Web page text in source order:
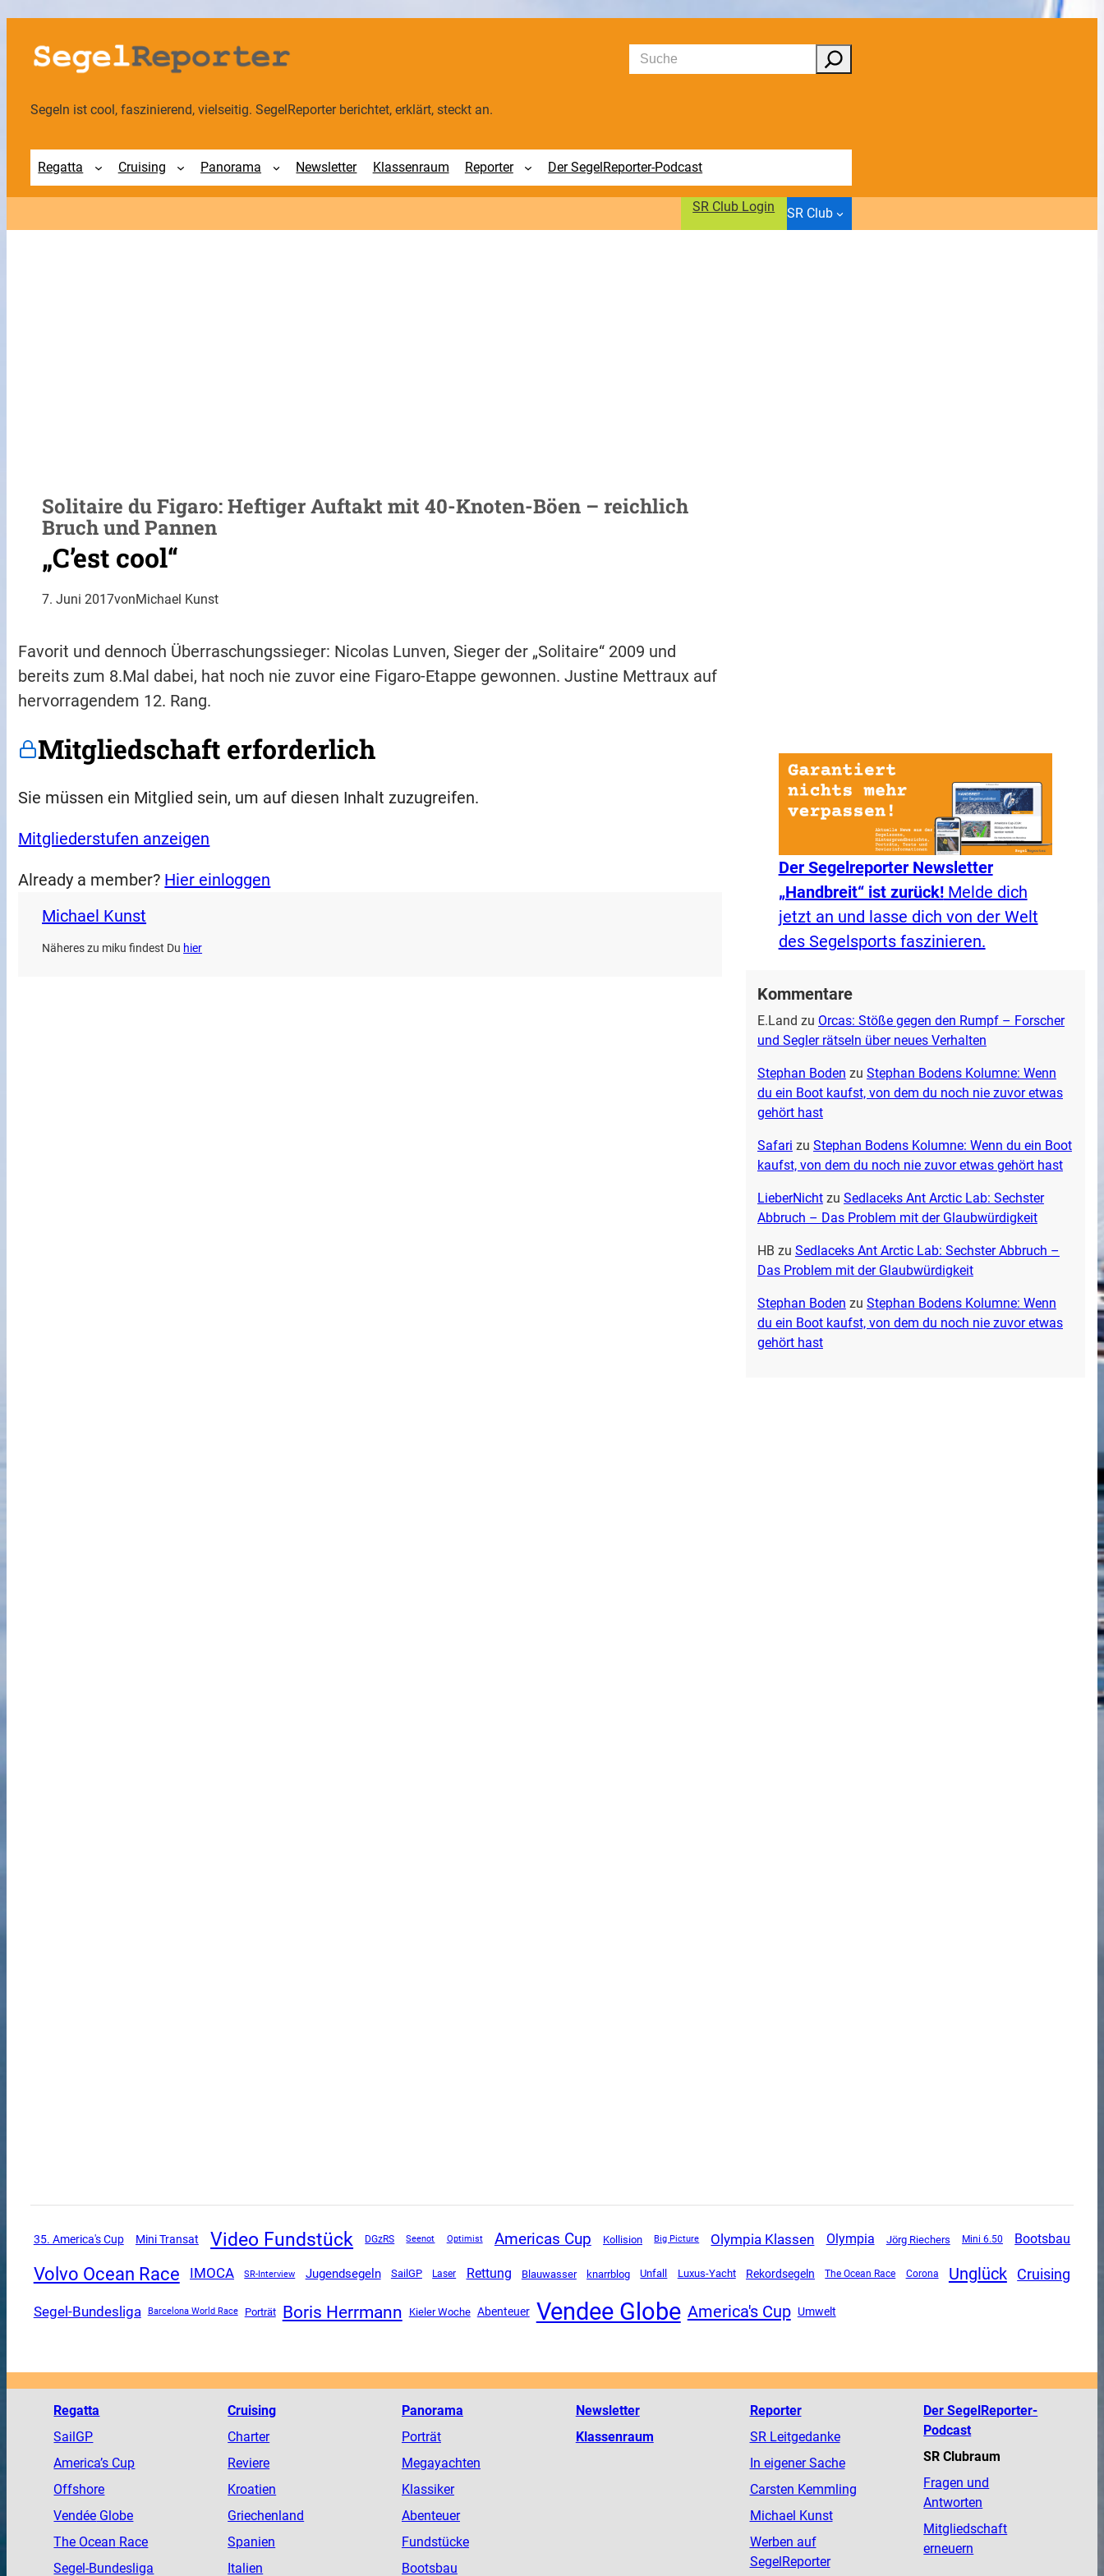
Zum
Inhalt
springen
Suchen
Segeln ist cool, faszinierend, vielseitig. SegelReporter berichtet, erklärt, steckt an.
Regatta Cruising Panorama Newsletter Klassenraum Reporter Der SegelReporter-Podcast
SR Club Login SR Club
Solitaire du Figaro: Heftiger Auftakt mit 40-Knoten-Böen – reichlich
Bruch und Pannen
„C’est cool“
7. Juni 2017vonMichael Kunst
Favorit und dennoch Überraschungssieger: Nicolas Lunven, Sieger der „Solitaire“ 2009 und
bereits zum 8.Mal dabei, hat noch nie zuvor eine Figaro-Etappe gewonnen. Justine Mettraux auf
hervorragendem 12. Rang.
Mitgliedschaft erforderlich
Sie müssen ein Mitglied sein, um auf diesen Inhalt zuzugreifen.
Mitgliederstufen anzeigen
Already a member? Hier einloggen
Michael Kunst
Näheres zu miku findest Du hier
Der Segelreporter Newsletter
„Handbreit“ ist zurück!Melde dich
jetzt an und lasse dich von der Welt
des Segelsports faszinieren.
Kommentare
E.Land zu Orcas: Stöße gegen den Rumpf – Forscher
und Segler rätseln über neues Verhalten
Stephan Boden zu Stephan Bodens Kolumne: Wenn
du ein Boot kaufst, von dem du noch nie zuvor etwas
gehört hast
Safari zu Stephan Bodens Kolumne: Wenn du ein Boot
kaufst, von dem du noch nie zuvor etwas gehört hast
LieberNichtzu Sedlaceks Ant Arctic Lab: Sechster
Abbruch – Das Problem mit der Glaubwürdigkeit
HB zu Sedlaceks Ant Arctic Lab: Sechster Abbruch –
Das Problem mit der Glaubwürdigkeit
Stephan Boden zu Stephan Bodens Kolumne: Wenn
du ein Boot kaufst, von dem du noch nie zuvor etwas
gehört hast
35. America's Cup Mini Transat Video Fundstück DGzRS Seenot Optimist Americas Cup Kollision Big Picture Olympia Klassen Olympia Jörg Riechers Mini 6.50 Bootsbau
Volvo Ocean Race IMOCA SR-Interview Jugendsegeln SailGP Laser Rettung Blauwasser knarrblog Unfall Luxus-Yacht Rekordsegeln The Ocean Race Corona Unglück Cruising
Segel-Bundesliga Barcelona World Race Porträt Boris Herrmann Kieler Woche Abenteuer Vendee Globe America's Cup Umwelt
Regatta
SailGP
America’s Cup
Offshore
Vendée Globe
The Ocean Race
Segel-Bundesliga
Cruising
Charter
Reviere
Kroatien
Griechenland
Spanien
Italien
Panorama
Porträt
Megayachten
Klassiker
Abenteuer
Fundstücke
Bootsbau
Newsletter
Klassenraum
Reporter
SR Leitgedanke
In eigener Sache
Carsten Kemmling
Michael Kunst
Werben auf
SegelReporter
Der SegelReporter-
Podcast
SR Clubraum
Fragen und
Antworten
Mitgliedschaft
erneuern